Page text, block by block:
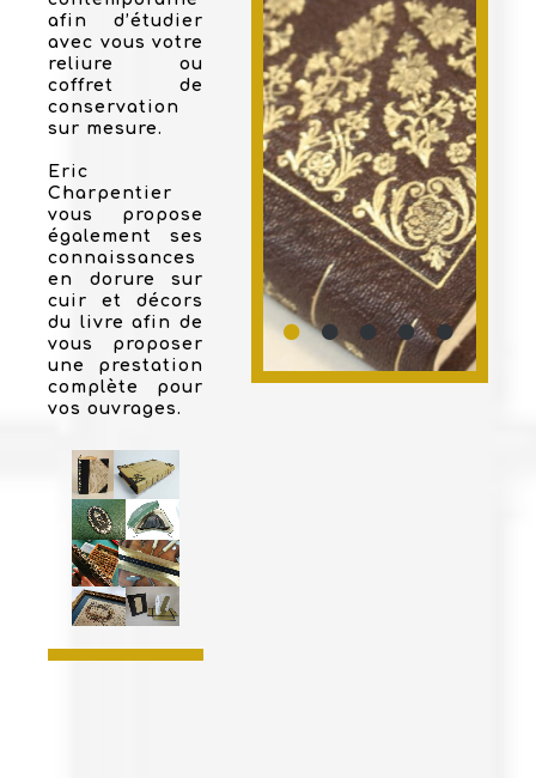
afin d’étudier
avec vous votre
reliure ou
coffret de
conservation
sur mesure.
Eric
Charpentier
vous propose
également ses
connaissances
en dorure sur
cuir et décors
du livre afin de
vous proposer
une prestation
complète pour
vos ouvrages.